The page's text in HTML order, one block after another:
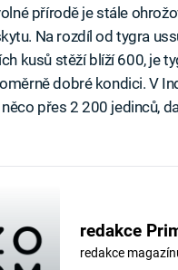
přírodě je stále
Na rozdíl od tygra
kusů stěží blíží 600, je
dobré kondici. V
přes 2 200 jedinců,
redakce
redakce